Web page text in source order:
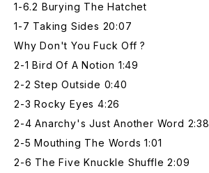
1-6.2 Burying The Hatchet
1-7 Taking Sides 20:07
Why Don't You Fuck Off ?
2-1 Bird Of A Notion 1:49
2-2 Step Outside 0:40
2-3 Rocky Eyes 4:26
2-4 Anarchy's Just Another Word 2:38
2-5 Mouthing The Words 1:01
2-6 The Five Knuckle Shuffle 2:09